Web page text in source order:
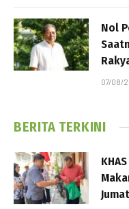
Nol
07/08/
BERITA TERKINI